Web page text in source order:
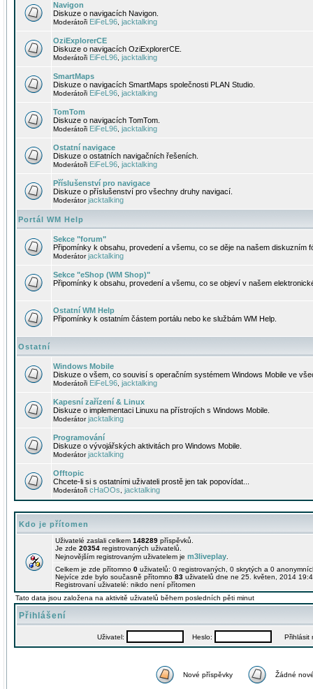
Navigon
Diskuze o navigacích Navigon.
Moderátoři EiFeL96 jacktalking
OziExplorerCE
Diskuze o navigacích OziExplorerCE.
Moderátoři EiFeL96 jacktalking
SmartMaps
Diskuze o navigacích SmartMaps společnosti PLAN Studio.
Moderátoři EiFeL96 jacktalking
TomTom
Diskuze o navigacích TomTom.
Moderátoři EiFeL96 jacktalking
Ostatní navigace
Diskuze o ostatních navigačních řešeních.
Moderátoři EiFeL96 jacktalking
Příslušenství pro navigace
Diskuze o příslušenství pro všechny druhy navigací.
Moderátorjacktalking
Portál WM Help
Sekce "forum"
Připomínky k obsahu, provedení a všemu, co se děje na našem diskuzním
Moderátorjacktalking
Sekce "eShop (WM Shop)"
Připomínky k obsahu, provedení a všemu, co se objeví v našem
Ostatní WM Help
Připomínky k ostatním částem portálu nebo ke službám WM Help.
Ostatní
Windows Mobile
Diskuze o všem, co souvisí s operačním systémem Windows Mobile ve
Moderátoři EiFeL96 jacktalking
Kapesní zařízení & Linux
Diskuze o implementaci Linuxu na přístrojích s Windows Mobile.
Moderátorjacktalking
Programování
Diskuze o vývojářských aktivitách pro Windows Mobile.
Moderátorjacktalking
Offtopic
Chcete-li si s ostatními uživateli prostě jen tak popovídat...
Moderátoři cHaOOs jacktalking
Kdo je přítomen
Uživatelé zaslali celkem 148289 příspěvků.
Je zde 20354 registrovaných uživatelů.
Nejnovějším registrovaným uživatelem je m3liveplay
Celkem je zde přítomno 0 uživatelů: 0 registrovaných, 0 skrytých a 0
Nejvíce zde bylo současně přítomno 83 uživatelů dne ne 25. květen, 2014
Registrovaní uživatelé: nikdo není přítomen
Tato data jsou založena na aktivitě uživatelů během posledních pěti minut
Přihlášení
Uživatel: Heslo: Přihlásit
Nové příspěvky Žádné